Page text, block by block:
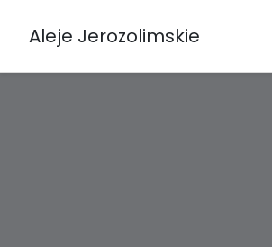
Aleje Jerozolimskie